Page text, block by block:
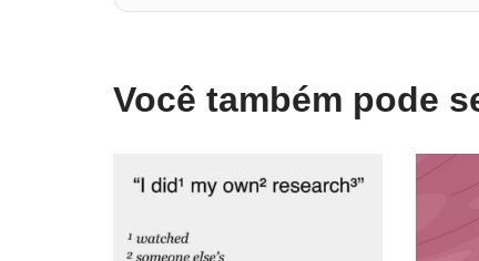
Você também pode